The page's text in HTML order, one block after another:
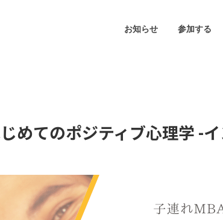
お知らせ 参加する
めてのポジティブ心理学 -